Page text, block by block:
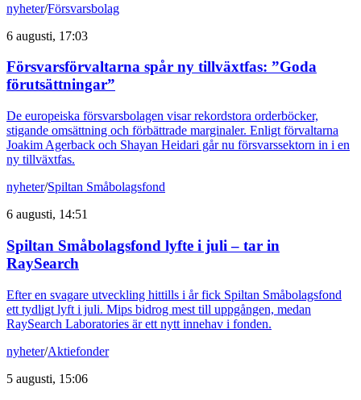
nyheter/Försvarsbolag
6 augusti, 17:03
Försvarsförvaltarna spår ny tillväxtfas: ”Goda
förutsättningar”
De europeiska försvarsbolagen visar rekordstora orderböcker,
stigande omsättning och förbättrade marginaler. Enligt förvaltarna
Joakim Agerback och Shayan Heidari går nu försvarssektorn in i en
ny tillväxtfas.
nyheter/Spiltan Småbolagsfond
6 augusti, 14:51
Spiltan Småbolagsfond lyfte i juli – tar in
RaySearch
Efter en svagare utveckling hittills i år fick Spiltan Småbolagsfond
ett tydligt lyft i juli. Mips bidrog mest till uppgången, medan
RaySearch Laboratories är ett nytt innehav i fonden.
nyheter/Aktiefonder
5 augusti, 15:06